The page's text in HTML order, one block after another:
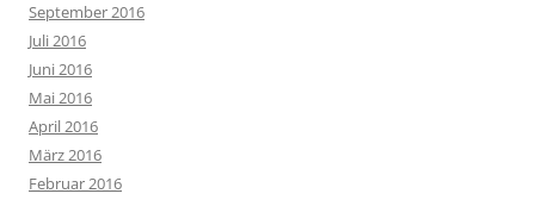
September 2016
Juli 2016
Juni 2016
Mai 2016
April 2016
März 2016
Februar 2016